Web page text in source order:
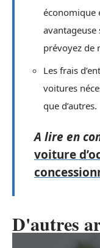
économique
prévoyez de
Les frais
voitures
que d’autres.
A lire en
voiture
D'autres